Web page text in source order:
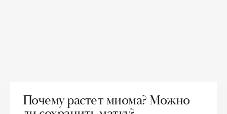
Почему растет миома? Можно